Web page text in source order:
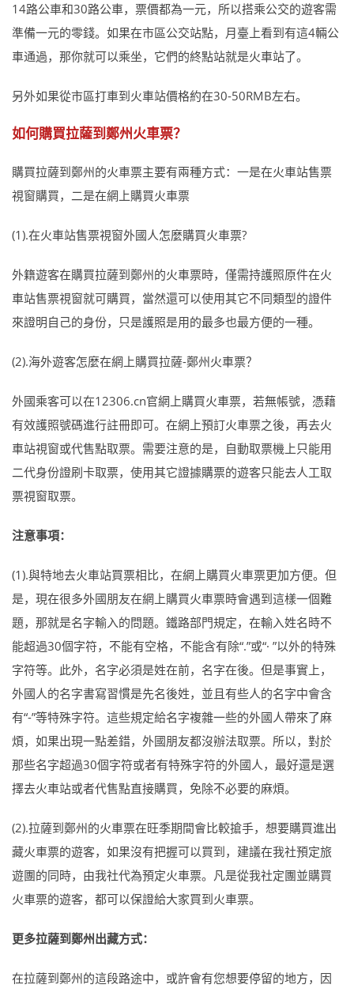
14路公車和30路公車，票價都為一元，所以搭乘公交的遊客需
準備一元的零錢。如果在市區公交站點，月臺上看到有這4輛公
車通過，那你就可以乘坐，它們的終點站就是火車站了。
另外如果從市區打車到火車站價格約在30-50RMB左右。
如何購買拉薩到鄭州火車票？
購買拉薩到鄭州的火車票主要有兩種方式：一是在火車站售票
視窗購買，二是在網上購買火車票
(1).在火車站售票視窗外國人怎麼購買火車票?
外籍遊客在購買拉薩到鄭州的火車票時，僅需持護照原件在火
車站售票視窗就可購買，當然還可以使用其它不同類型的證件
來證明自己的身份，只是護照是用的最多也最方便的一種。
(2).海外遊客怎麼在網上購買拉薩-鄭州火車票？
外國乘客可以在12306.cn官網上購買火車票，若無帳號，憑藉
有效護照號碼進行註冊即可。在網上預訂火車票之後，再去火
車站視窗或代售點取票。需要注意的是，自動取票機上只能用
二代身份證刷卡取票，使用其它證據購票的遊客只能去人工取
票視窗取票。
注意事項：
(1).與特地去火車站買票相比，在網上購買火車票更加方便。但
是，現在很多外國朋友在網上購買火車票時會遇到這樣一個難
題，那就是名字輸入的問題。鐵路部門規定，在輸入姓名時不
能超過30個字符，不能有空格，不能含有除“.”或“· ”以外的特殊
字符等。此外，名字必須是姓在前，名字在後。但是事實上，
外國人的名字書寫習慣是先名後姓，並且有些人的名字中會含
有“-”等特殊字符。這些規定給名字複雜一些的外國人帶來了麻
煩，如果出現一點差錯，外國朋友都沒辦法取票。所以，對於
那些名字超過30個字符或者有特殊字符的外國人，最好還是選
擇去火車站或者代售點直接購買，免除不必要的麻煩。
(2).拉薩到鄭州的火車票在旺季期間會比較搶手，想要購買進出
藏火車票的遊客，如果沒有把握可以買到，建議在我社預定旅
遊團的同時，由我社代為預定火車票。凡是從我社定團並購買
火車票的遊客，都可以保證給大家買到火車票。
更多拉薩到鄭州出藏方式：
在拉薩到鄭州的這段路途中，或許會有您想要停留的地方，因